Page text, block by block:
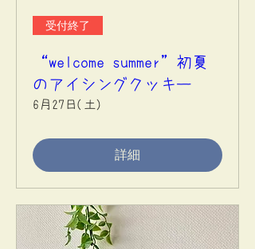
受付終了
“welcome summer”初夏
のアイシングクッキー
6月27日(土)
詳細